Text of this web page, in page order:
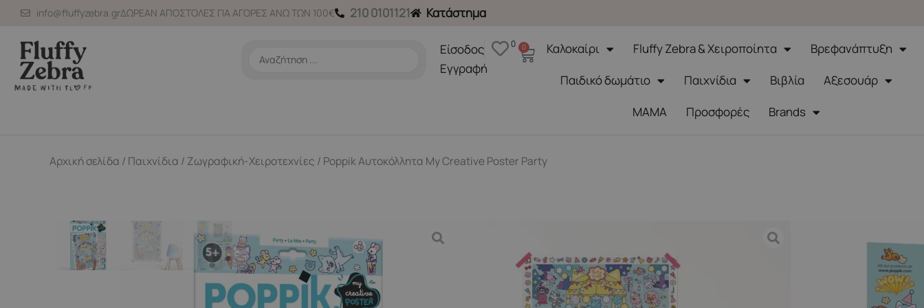
Μετάβαση
περιεχόμενο
info@fluffyzebra.grΔΩΡΕΑΝ ΑΠΟΣΤΟΛΕΣ ΓΙΑ ΑΓΟΡΕΣ ΑΝΩ ΤΩΝ 100€ 210 0101121 Κατάστημα
Search
Είσοδος
Εγγραφή
0 0
CartΚαλοκαίρι Fluffy Zebra & Χειροποίητα
Βρεφανάπτυξη
Παιδικό δωμάτιο
Παιχνίδια Βιβλία
Αξεσουάρ
ΜΑΜΑ
Προσφορές Brands
Αρχική σελίδα / Παιχνίδια / Ζωγραφική-Χειροτεχνίες / Poppik Αυτοκόλλητα My Creative Poster Party
Poppik Αυτοκόλλητα My Creative Poster Party
Κωδικός Προϊόντος CRE006